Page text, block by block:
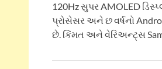
120Hz સુપર AMOLED
પ્રોસેસર અને છ વર્ષનો
છે. કિંમત અને વેરિઅન્ટ્સ